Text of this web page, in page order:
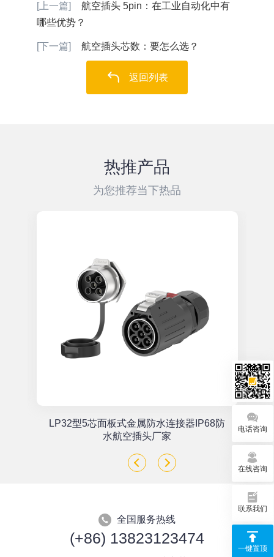
[上一篇]
航空插头 5pin：在工业自动化中有
哪些优势？
[下一篇] 航空插头芯数：要怎么选？
返回列表
热推产品
为您推荐当下热品
LP32型5芯面板式金属防水连接器IP68防
水航空插头厂家
全国服务热线
(+86) 13823123474
电话咨询
在线咨询
联系我们
一键置顶